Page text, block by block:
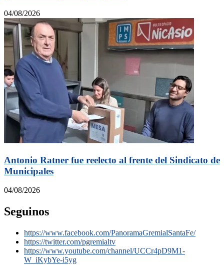
04/08/2026
Antonio Ratner fue reelecto al frente del Sindicato de
Municipales
04/08/2026
Seguinos
https://www.facebook.com/PanoramaGremialSantaFe/
https://twitter.com/pgremialtv
https://www.youtube.com/channel/UCCr4pD9M1-
W_iKybYe-i5yg